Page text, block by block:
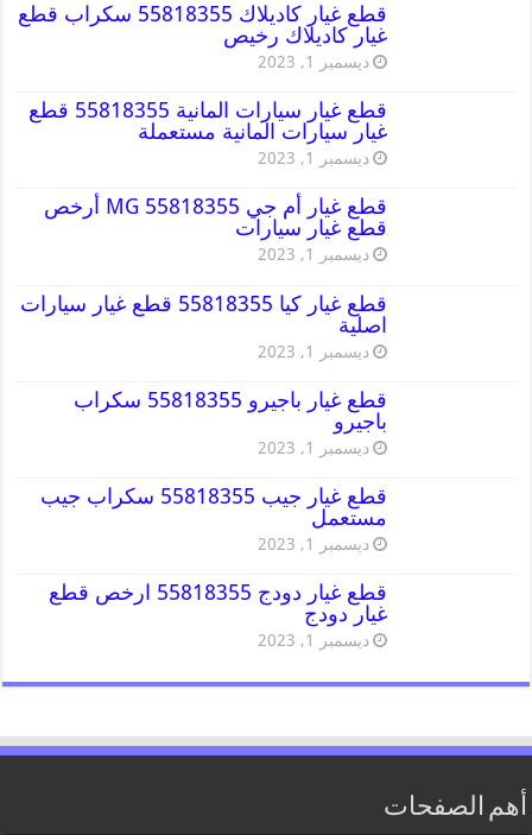
قطع غيار كاديلاك 55818355 سكراب قطع
غيار كاديلاك رخيص
ديسمبر 1, 2023
قطع غيار سيارات المانية 55818355 قطع
غيار سيارات المانية مستعملة
ديسمبر 1, 2023
قطع غيار أم جي MG 55818355 أرخص
قطع غيار سيارات
ديسمبر 1, 2023
قطع غيار كيا 55818355 قطع غيار سيارات
اصلية
ديسمبر 1, 2023
قطع غيار باجيرو 55818355 سكراب
باجيرو
ديسمبر 1, 2023
قطع غيار جيب 55818355 سكراب جيب
مستعمل
ديسمبر 1, 2023
قطع غيار دودج 55818355 ارخص قطع
غيار دودج
ديسمبر 1, 2023
أهم الصفحات